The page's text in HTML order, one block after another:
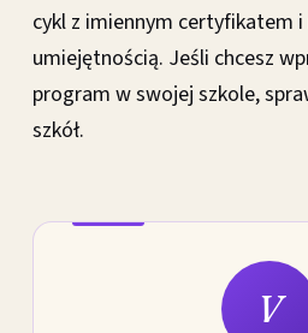
cykl z imiennym certyfikatem
umiejętnością. Jeśli chcesz
program w swojej szkole,
szkół.
V